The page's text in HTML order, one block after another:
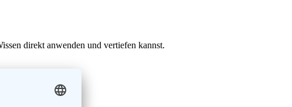
direkt anwenden und vertiefen kannst.